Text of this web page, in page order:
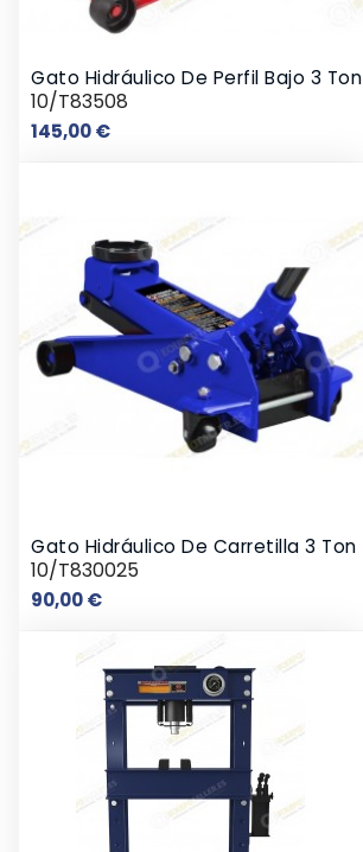
Gato Hidráulico De Perfil Bajo 3 Ton
10/T83508
145,00 €Precio
Gato Hidráulico De Carretilla 3 Ton
10/T830025
90,00 €Precio